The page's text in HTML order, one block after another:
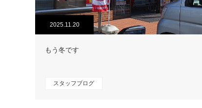
2025.11.20
もう冬です
スタッフブログ